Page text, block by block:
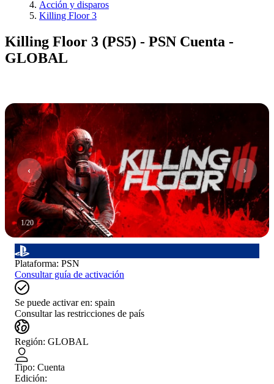
Acción y disparos
Killing Floor 3
Killing Floor 3 (PS5) - PSN Cuenta -
GLOBAL
1/20
Plataforma: PSN
Consultar guía de activación
Se puede activar en: spain
Consultar las restricciones de país
Región: GLOBAL
Tipo: Cuenta
Edición: